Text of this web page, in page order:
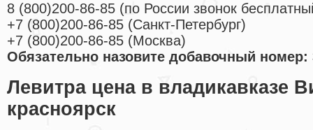
8 (800)200-86-85 (по России звонок
+7 (800)200-86-85 (Санкт-Петербург)
+7 (800)200-86-85 (Москва)
Обязательно назовите добавочный номер:
Левитра цена в владикавказе
красноярск